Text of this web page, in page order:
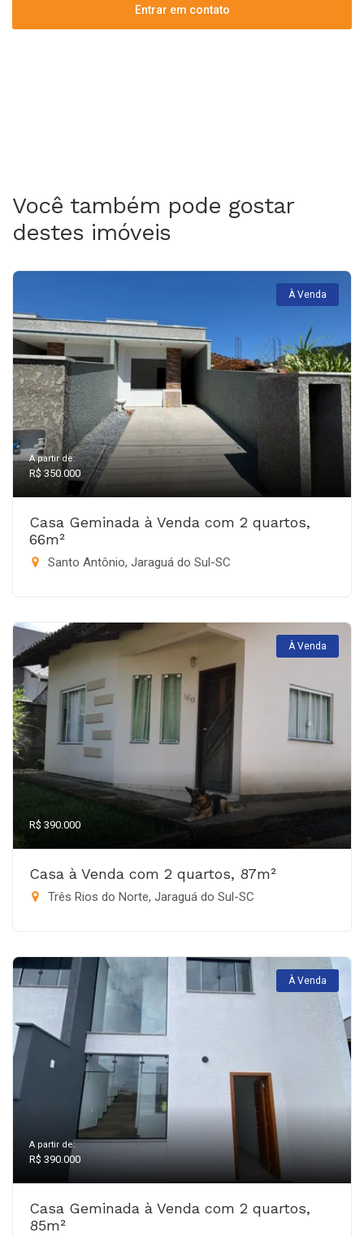
Entrar em contato
Você também pode gostar
destes imóveis
À Venda
A partir de:
R$ 350.000
Casa Geminada à Venda com 2 quartos,
66m²
Santo Antônio, Jaraguá do Sul-SC
À Venda
R$ 390.000
Casa à Venda com 2 quartos, 87m²
Três Rios do Norte, Jaraguá do Sul-SC
À Venda
A partir de:
R$ 390.000
Casa Geminada à Venda com 2 quartos,
85m²